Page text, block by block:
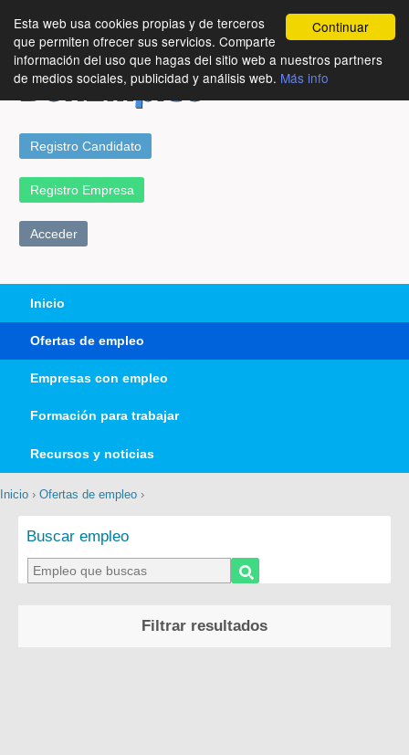
Continuar
Esta web usa cookies propias y de terceros
que permiten ofrecer sus servicios. Comparte
información del uso que hagas del sitio web a nuestros partners
de medios sociales, publicidad y análisis web. Más info
Registro Candidato
Registro Empresa
Acceder
Inicio
Ofertas de empleo
Empresas con empleo
Formación para trabajar
Recursos y noticias
Inicio › Ofertas de empleo ›
Buscar empleo
Filtrar resultados